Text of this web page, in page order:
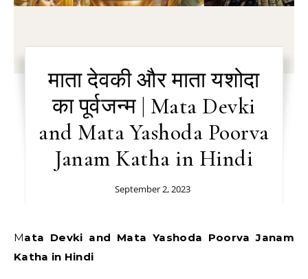
माता देवकी और माता यशोदा
का पूर्वजन्म | Mata Devki
and Mata Yashoda Poorva
Janam Katha in Hindi
September 2, 2023
Mata Devki and Mata Yashoda Poorva Janam
Katha in Hindi